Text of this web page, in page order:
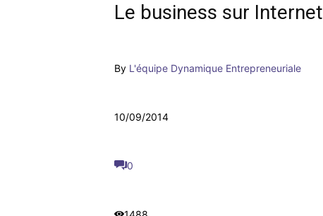
Le business sur Internet
By L'équipe Dynamique Entrepreneuriale
10/09/2014
0